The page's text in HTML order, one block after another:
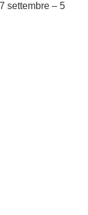
settembre – 5